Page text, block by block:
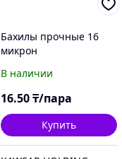
Бахилы прочные 16
микрон
В наличии
16.50 ₸/пара
Купить